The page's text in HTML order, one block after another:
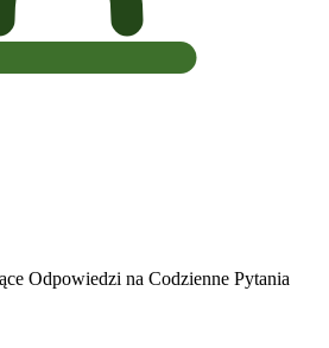
Odpowiedzi na Codzienne Pytania